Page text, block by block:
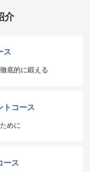
介
ス
底的に鍛える
トコース
めに
ース